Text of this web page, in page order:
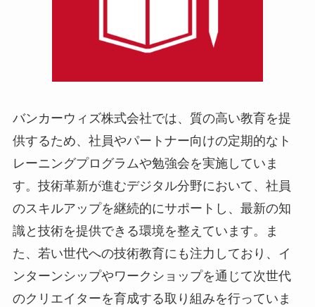
バンカーウィズ株式会社では、質の高い教育を提
供するため、社員やパートナー向けの定期的なト
レーニングプログラムや勉強会を実施していま
す。技術革新が進むデジタル分野において、社員
のスキルアップを継続的にサポートし、最新の知
識と技術を提供できる環境を整えています。ま
た、若い世代への技術教育にも注力しており、イ
ンターンシップやワークショップを通じて次世代
のクリエイターを育成する取り組みを行っていま